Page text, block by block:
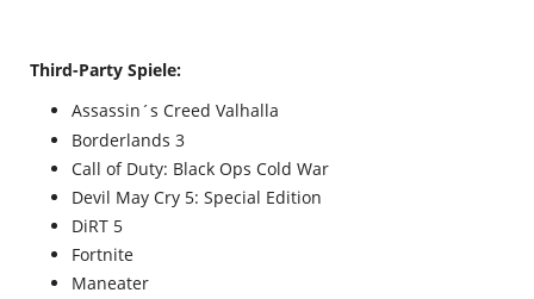
Third-Party Spiele:
Assassin´s Creed Valhalla
Borderlands 3
Call of Duty: Black Ops Cold War
Devil May Cry 5: Special Edition
DiRT 5
Fortnite
Maneater